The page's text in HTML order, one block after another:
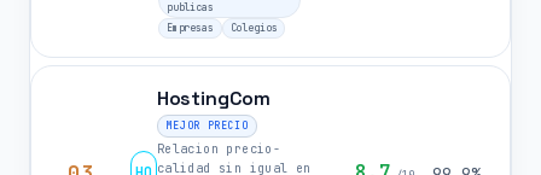
publicas
Empresas
Colegios
HostingCom
MEJOR PRECIO
Relacion precio-
calidad sin igual en